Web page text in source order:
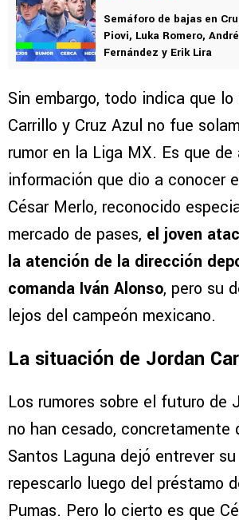
Semáforo de bajas en
Piovi, Luka Romero,
Fernández y Erik Lira
Sin embargo, todo indica que
Carrillo y Cruz Azul no fue
rumor en la Liga MX. Es que
información que dio a conocer
César Merlo, reconocido
mercado de pases, el joven
la atención de la dirección
comanda Iván Alonso, pero su
lejos del campeón mexicano.
La situación de Jordan
Los rumores sobre el futuro de
no han cesado, concretamente
Santos Laguna dejó entrever
repescarlo luego del préstamo
Pumas. Pero lo cierto es que